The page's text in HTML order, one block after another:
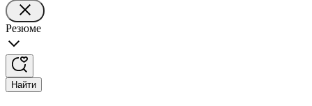
Резюме
Найти